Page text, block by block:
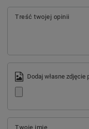
smartfona.
prezentuje
urządzenia,
dowolność
Treść twojej opinii
Dodaj własne zdjęcie
Twoje imię